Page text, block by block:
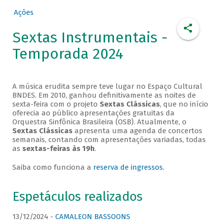
Ações
Sextas Instrumentais -
Temporada 2024
A música erudita sempre teve lugar no Espaço Cultural
BNDES. Em 2010, ganhou definitivamente as noites de
sexta-feira com o projeto Sextas Clássicas, que no início
oferecia ao público apresentações gratuitas da
Orquestra Sinfônica Brasileira (OSB). Atualmente, o
Sextas Clássicasapresenta uma agenda de concertos
semanais, contando com apresentações variadas, todas
as sextas-feiras às 19h.
Saiba como funciona a reserva de ingressos.
Espetáculos realizados
13/12/2024 - CAMALEON BASSOONS